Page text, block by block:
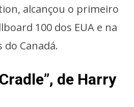
alcançou o primeiro
100 dos EUA e na
Canadá.
de Harry